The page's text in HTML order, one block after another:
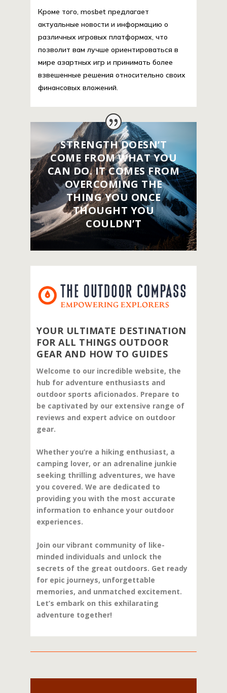
Кроме того, mosbet предлагает
актуальные новости и информацию о
различных игровых платформах, что
позволит вам лучше ориентироваться в
мире азартных игр и принимать более
взвешенные решения относительно своих
финансовых вложений.
STRENGTH DOESN’T
COME FROM WHAT YOU
CAN DO. IT COMES FROM
OVERCOMING THE
THING YOU ONCE
THOUGHT YOU
COULDN’T
YOUR ULTIMATE DESTINATION
FOR ALL THINGS OUTDOOR
GEAR AND HOW TO GUIDES
Welcome to our incredible website, the
hub for adventure enthusiasts and
outdoor sports aficionados. Prepare to
be captivated by our extensive range of
reviews and expert advice on outdoor
gear.
Whether you’re a hiking enthusiast, a
camping lover, or an adrenaline junkie
seeking thrilling adventures, we have
you covered. We are dedicated to
providing you with the most accurate
information to enhance your outdoor
experiences.
Join our vibrant community of like-
minded individuals and unlock the
secrets of the great outdoors. Get ready
for epic journeys, unforgettable
memories, and unmatched excitement.
Let’s embark on this exhilarating
adventure together!